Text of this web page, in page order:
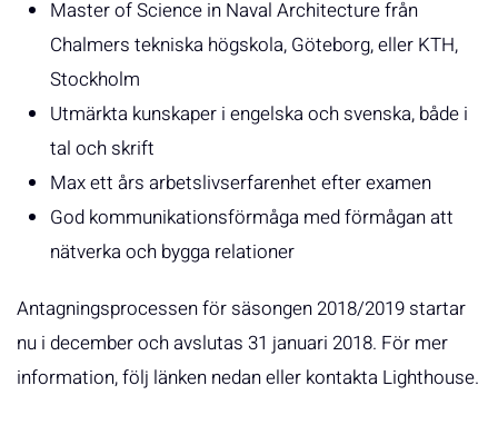
Master of Science in Naval Architecture från
Chalmers tekniska högskola, Göteborg, eller KTH,
Stockholm
Utmärkta kunskaper i engelska och svenska, både i
tal och skrift
Max ett års arbetslivserfarenhet efter examen
God kommunikationsförmåga med förmågan att
nätverka och bygga relationer
Antagningsprocessen för säsongen 2018/2019 startar
nu i december och avslutas 31 januari 2018. För mer
information, följ länken nedan eller kontakta Lighthouse.